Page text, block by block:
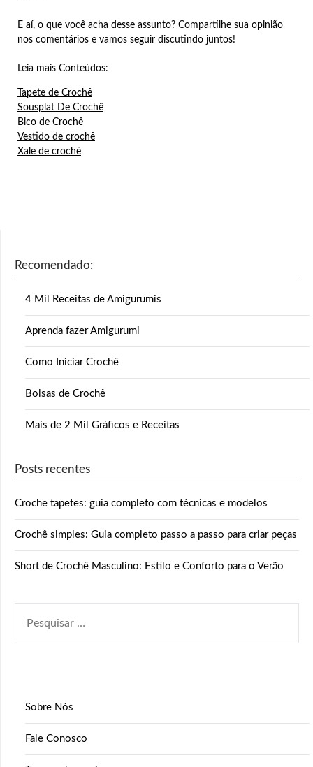
E aí, o que você acha desse assunto? Compartilhe sua opinião
nos comentários e vamos seguir discutindo juntos!
Leia mais Conteúdos:
Tapete de Crochê
Sousplat De Crochê
Bico de Crochê
Vestido de crochê
Xale de crochê
Recomendado:
4 Mil Receitas de Amigurumis
Aprenda fazer Amigurumi
Como Iniciar Crochê
Bolsas de Crochê
Mais de 2 Mil Gráficos e Receitas
Posts recentes
Croche tapetes: guia completo com técnicas e modelos
Crochê simples: Guia completo passo a passo para criar peças
Short de Crochê Masculino: Estilo e Conforto para o Verão
POR:
Sobre Nós
Fale Conosco